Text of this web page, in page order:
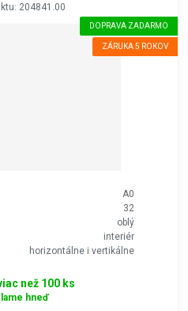
204841.00
DOPRAVA ZADARMO
ZÁRUKA 5 ROKOV
A0
32
oblý
interiér
horizontálne i vertikálne
než 100 ks
hneď